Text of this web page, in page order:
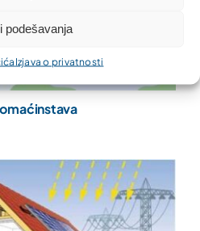
podešavanja
Izjava o privatnosti